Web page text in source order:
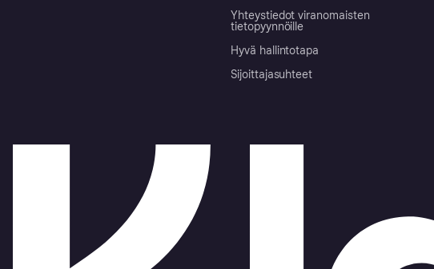
Yhteystiedot viranomaisten
tietopyynnöille
Hyvä hallintotapa
Sijoittajasuhteet